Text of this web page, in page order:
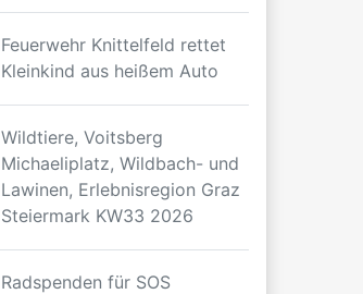
Feuerwehr Knittelfeld rettet
Kleinkind aus heißem Auto
Wildtiere, Voitsberg
Michaeliplatz, Wildbach- und
Lawinen, Erlebnisregion Graz
Steiermark KW33 2026
Radspenden für SOS